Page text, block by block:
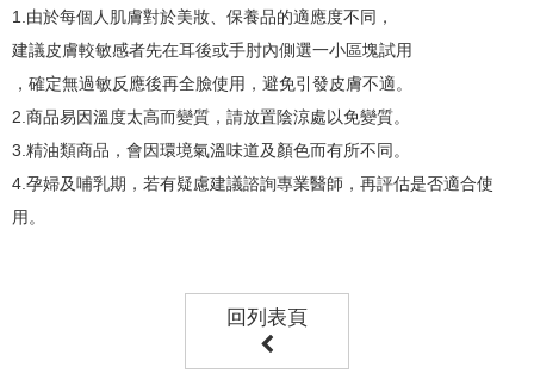
1.由於每個人肌膚對於美妝、保養品的適應度不同，
建議皮膚較敏感者先在耳後或手肘內側選一小區塊試用
，確定無過敏反應後再全臉使用，避免引發皮膚不適。
2.商品易因溫度太高而變質，請放置陰涼處以免變質。
3.精油類商品，會因環境氣溫味道及顏色而有所不同。
4.孕婦及哺乳期，若有疑慮建議諮詢專業醫師，再評估是否適合使
用。
回列表頁